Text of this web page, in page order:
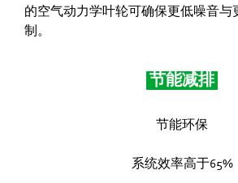
的空气动力学叶轮可确保更低噪音与
制。
节能减排
节能环保
系统效率高于65%